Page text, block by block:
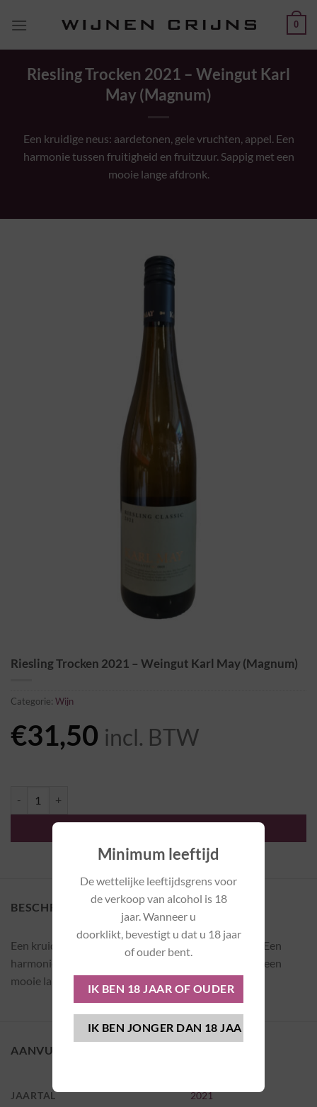
naar
0
Riesling Trocken 2021 – Weingut Karl
May (Magnum)
Een kruidige neus: aardetonen, gele vruchten, appel. Een
harmonie tussen fruitigheid en fruitzuur. Sappig met een
mooie lange afdronk.
Riesling Trocken 2021 – Weingut Karl May (Magnum)
Categorie: Wijn
€31,50 incl. BTW
BESCHRIJVING
Een kruidige neus: aardetonen, gele vruchten, appel. Een
harmonie tussen fruitigheid en fruitzuur. Sappig met een
mooie lange afdronk.
AANVULLENDE INFORMATIE
JAARTAL 2021
Minimum leeftijd
De wettelijke leeftijdsgrens voor
de verkoop van alcohol is 18
jaar. Wanneer u
doorklikt, bevestigt u dat u 18 jaar
of ouder bent.